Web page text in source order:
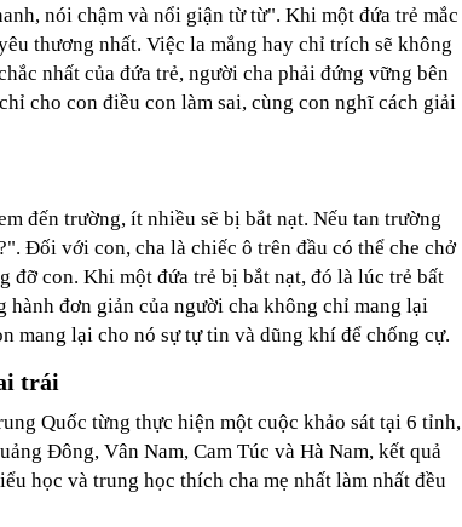
nói chậm và nổi giận từ từ". Khi một đứa trẻ mắc
thương nhất. Việc la mắng hay chỉ trích sẽ không
nhất của đứa trẻ, người cha phải đứng vững bên
cho con điều con làm sai, cùng con nghĩ cách giải
đến trường, ít nhiều sẽ bị bắt nạt. Nếu tan trường
Đối với con, cha là chiếc ô trên đầu có thể che chở
đỡ con. Khi một đứa trẻ bị bắt nạt, đó là lúc trẻ bất
hành đơn giản của người cha không chỉ mang lại
mang lại cho nó sự tự tin và dũng khí để chống cự.
trái
Quốc từng thực hiện một cuộc khảo sát tại 6 tỉnh,
Đông, Vân Nam, Cam Túc và Hà Nam, kết quả
học và trung học thích cha mẹ nhất làm nhất đều